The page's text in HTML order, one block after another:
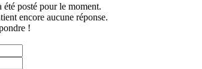
posté pour le moment.
encore aucune réponse.
!